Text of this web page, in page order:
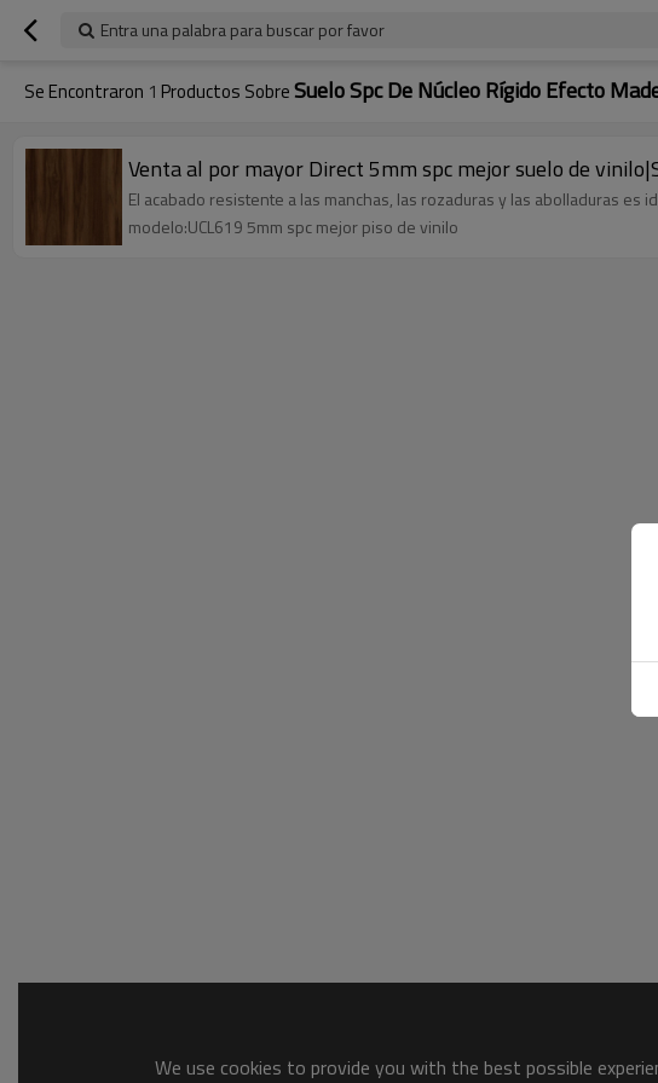
Entra una palabra para buscar por favor
Se Encontraron 1 Productos SobreSuelo Spc De Núcleo Rígido Efecto
Venta al por mayor Direct 5mm spc mejor suelo de
El acabado resistente a las manchas, las rozaduras y las abolladuras
modelo:UCL619 5mm spc mejor piso de vinilo
We use cookies to provide you with the best possible